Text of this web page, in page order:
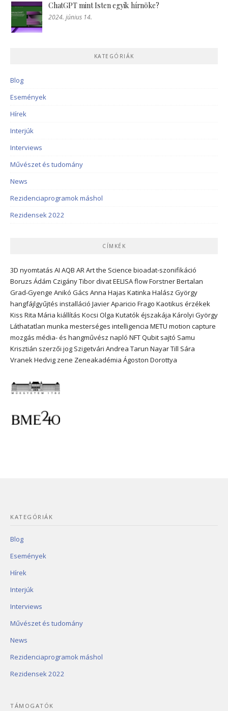
ChatGPT mint Isten egyik hírnöke?
2024. június 14.
KATEGÓRIÁK
Blog
Események
Hírek
Interjúk
Interviews
Művészet és tudomány
News
Rezidenciaprogramok máshol
Rezidensek 2022
CÍMKÉK
3D nyomtatás AI AQB ARArt the Science bioadat-szonifikáció
Boruzs Ádám Czigány TibordivatEELISAflowForstner Bertalan
Grad-Gyenge Anikó Gács Anna Hajas Katinka Halász György
hangfájlgyűjtés installáció Javier Aparicio Frago Kaotikus érzékek
Kiss Rita Mária kiállítás Kocsi Olga Kutatók éjszakája Károlyi György
Láthatatlan munka mesterséges intelligencia METU motion capture
mozgás média- és hangművész napló NFTQubit sajtó Samu
Krisztián szerzői jog Szigetvári Andrea Tarun NayarTill Sára
Vranek Hedvig zene Zeneakadémia Ágoston Dorottya
KATEGÓRIÁK
Blog
Események
Hírek
Interjúk
Interviews
Művészet és tudomány
News
Rezidenciaprogramok máshol
Rezidensek 2022
TÁMOGATÓK